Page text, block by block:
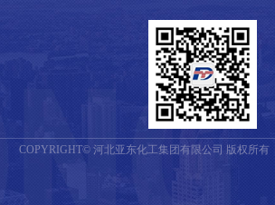
COPYRIGHT© 河北亚东化工集团有限公司 版权所有